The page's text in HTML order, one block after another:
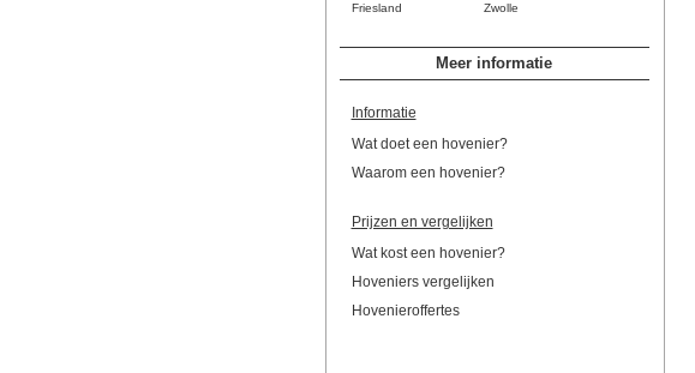
Friesland
Zwolle
Meer informatie
Informatie
Wat doet een hovenier?
Waarom een hovenier?
Prijzen en vergelijken
Wat kost een hovenier?
Hoveniers vergelijken
Hovenieroffertes